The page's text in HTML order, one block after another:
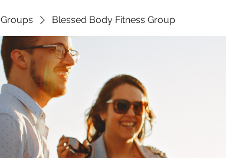
Groups Blessed Body Fitness Group